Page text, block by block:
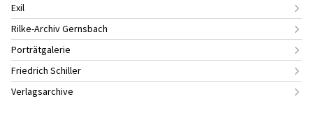
Exil
Rilke-Archiv Gernsbach
Porträtgalerie
Friedrich Schiller
Verlagsarchive